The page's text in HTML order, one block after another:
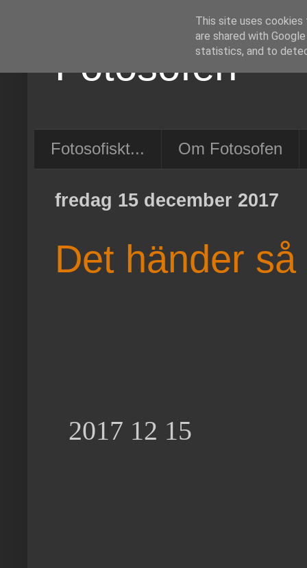
Fotosofen
Fotosofiskt... Om Fotosofen
fredag 15 december 2017
Det händer
2017 12 15
This site uses cookies
are shared with
statistics, and to